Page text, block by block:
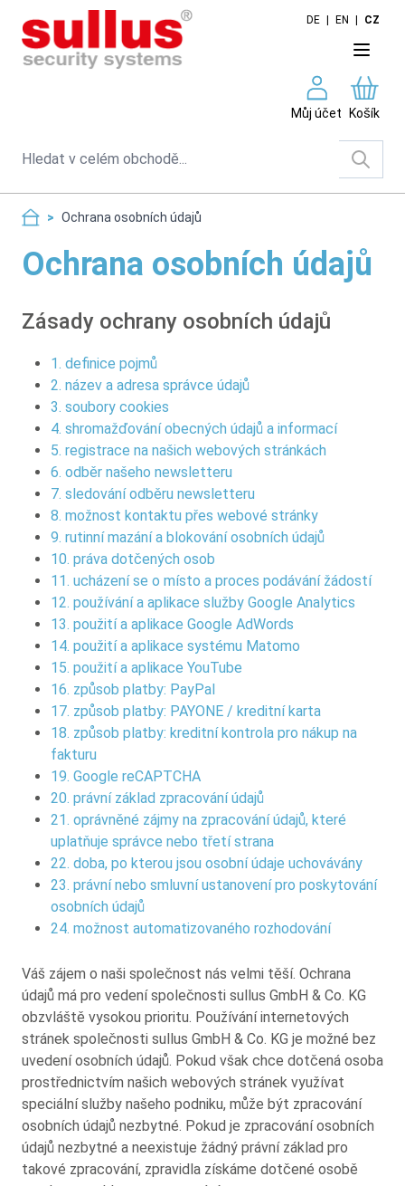
Skip to Content
DE EN CZ
Můj účet Košík
Search
> Ochrana osobních údajů
Ochrana osobních údajů
Zásady ochrany osobních údajů
1. definice pojmů
2. název a adresa správce údajů
3. soubory cookies
4. shromažďování obecných údajů a informací
5. registrace na našich webových stránkách
6. odběr našeho newsletteru
7. sledování odběru newsletteru
8. možnost kontaktu přes webové stránky
9. rutinní mazání a blokování osobních údajů
10. práva dotčených osob
11. ucházení se o místo a proces podávání žádostí
12. používání a aplikace služby Google Analytics
13. použití a aplikace Google AdWords
14. použití a aplikace systému Matomo
15. použití a aplikace YouTube
16. způsob platby: PayPal
17. způsob platby: PAYONE / kreditní karta
18. způsob platby: kreditní kontrola pro nákup na
fakturu
19. Google reCAPTCHA
20. právní základ zpracování údajů
21. oprávněné zájmy na zpracování údajů, které
uplatňuje správce nebo třetí strana
22. doba, po kterou jsou osobní údaje uchovávány
23. právní nebo smluvní ustanovení pro poskytování
osobních údajů
24. možnost automatizovaného rozhodování
Váš zájem o naši společnost nás velmi těší. Ochrana
údajů má pro vedení společnosti sullus GmbH & Co. KG
obzvláště vysokou prioritu. Používání internetových
stránek společnosti sullus GmbH & Co. KG je možné bez
uvedení osobních údajů. Pokud však chce dotčená osoba
prostřednictvím našich webových stránek využívat
speciální služby našeho podniku, může být zpracování
osobních údajů nezbytné. Pokud je zpracování osobních
údajů nezbytné a neexistuje žádný právní základ pro
takové zpracování, zpravidla získáme dotčené osobě